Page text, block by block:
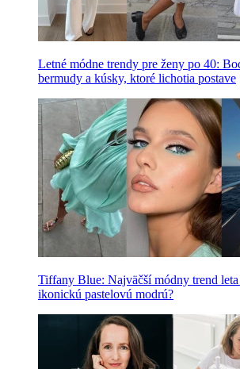
Letné módne trendy pre ženy po 40:
bermudy a kúsky, ktoré lichotia postave
Tiffany Blue: Najväčší módny trend
ikonickú pastelovú modrú?